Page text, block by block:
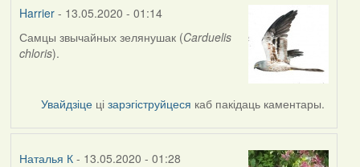
Harrier- 13.05.2020 - 01:14
In
reply
Наталья
К
Самцы звычайных зелянушак (Carduelis
chloris).
Увайдзіце цізарэгіструйцеся каб пакідаць каментары.
Наталья К- 13.05.2020 - 01:28